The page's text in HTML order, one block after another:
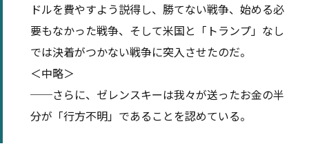
ドルを費やすよう説得し、勝てない戦争、始める必
要もなかった戦争、そして米国と「トランプ」なし
では決着がつかない戦争に突入させたのだ。
＜中略＞
──さらに、ゼレンスキーは我々が送ったお金の半
分が「行方不明」であることを認めている。